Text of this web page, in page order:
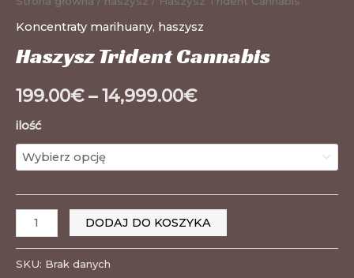
Koncentraty marihuany, haszysz
Haszysz Trident Cannabis
199.00€–14,999.00€
ilość
DODAJ DO KOSZYKA
SKU: Brak danych